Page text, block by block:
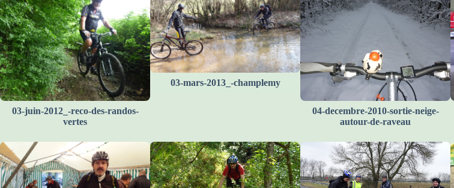
03-juin-2012_-reco-des-randos-
vertes
03-mars-2013_-champlemy
04-decembre-2010-sortie-neige-
autour-de-raveau